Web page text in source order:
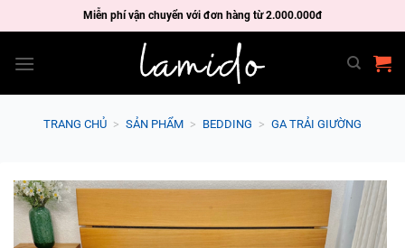
to
content
Miễn phí vận chuyển với đơn hàng từ 2.000.000đ
TRANG CHỦ > SẢN PHẨM > BEDDING > GA TRẢI GIƯỜNG